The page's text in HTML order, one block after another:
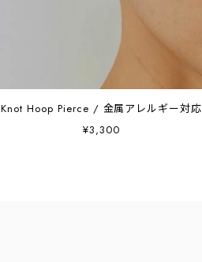
Knot Hoop Pierce / 金属アレルギー対応
¥3,300